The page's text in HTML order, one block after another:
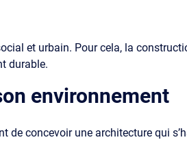
et urbain. Pour cela, la
durable.
environnement
de concevoir une architecture qui